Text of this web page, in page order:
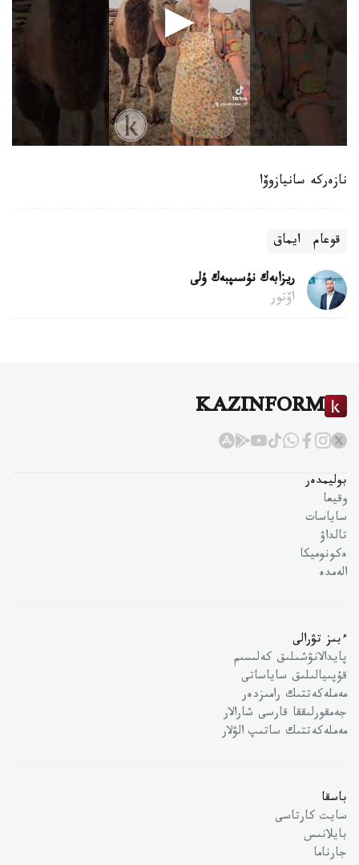
نازەركە سانيازوۆا
قوعام ايماق
ريزابەك نۇسىپبەك ۇلى
اۆتور
KAZINFORM
بوليمدەر
وقيعا
ساياسات
تالداۋ
ەكونوميكا
الەمدە
ءبىز تۋرالى
پايدالانۋشىلىق كەلىسىم
قۇپىيالىلىق ساياساتى
مەملەكەتتىك رامىزدەر
جەمقورلىققا قارسى شارالار
مەملەكەتتىك ساتىپ الۋلار
باسقا
سايت كارتاسى
بايلانىس
جارناما